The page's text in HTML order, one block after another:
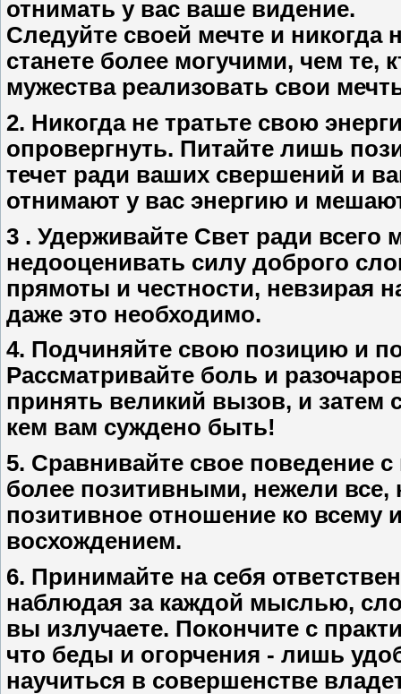
отнимать у вас ваше видение.
Следуйте своей мечте и никогда
станете более могучими, чем те,
мужества реализовать свои
2. Никогда не тратьте свою
опровергнуть. Питайте лишь
течет ради ваших свершений и
отнимают у вас энергию и
3 . Удерживайте Свет ради всего
недооценивать силу доброго
прямоты и честности, невзирая
даже это необходимо.
4. Подчиняйте свою позицию и
Рассматривайте боль и
принять великий вызов, и затем
кем вам суждено быть!
5. Сравнивайте свое поведение
более позитивными, нежели все,
позитивное отношение ко
восхождением.
6. Принимайте на себя
наблюдая за каждой мыслью,
вы излучаете. Покончите с
что беды и огорчения - лишь
научиться в совершенстве